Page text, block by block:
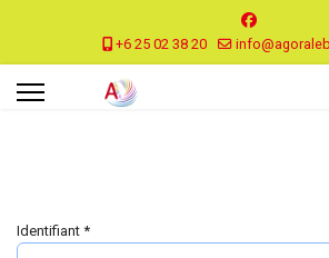
+6 25 02 38 20
Identifiant *